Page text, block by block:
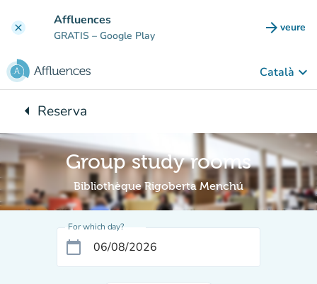
clear Affluences
GRATIS – Google Play arrow_forward veure
(new
Català keyboard_arrow_down
arrow_leftBack to:
Reserva
Group study rooms
Bibliothèque Rigoberta Menchú
For which day?
calendar_today